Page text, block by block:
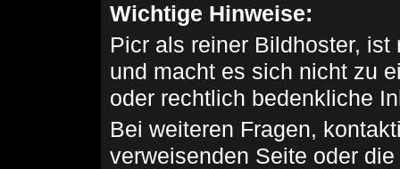
Wichtige Hinweise:
Picr als reiner Bildhoster,
und macht es sich nicht zu
oder rechtlich bedenkliche
Bei weiteren Fragen,
verweisenden Seite oder